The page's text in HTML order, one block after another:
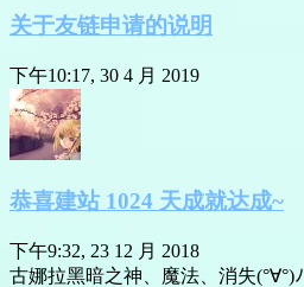
关于友链申请的说明
下午10:17, 30 4 月 2019
恭喜建站 1024 天成就达成~
下午9:32, 23 12 月 2018
古娜拉黑暗之神、魔法、消失(°∀°)ﾉ